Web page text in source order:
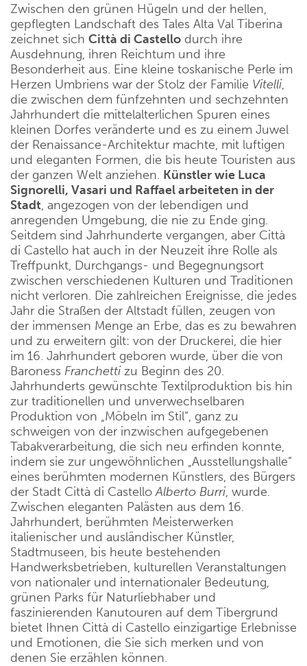
Zwischen den grünen Hügeln und der hellen,
gepflegten Landschaft des Tales Alta Val Tiberina
zeichnet sich Città di Castello durch ihre
Ausdehnung, ihren Reichtum und ihre
Besonderheit aus. Eine kleine toskanische Perle im
Herzen Umbriens war der Stolz der Familie Vitelli,
die zwischen dem fünfzehnten und sechzehnten
Jahrhundert die mittelalterlichen Spuren eines
kleinen Dorfes veränderte und es zu einem Juwel
der Renaissance-Architektur machte, mit luftigen
und eleganten Formen, die bis heute Touristen aus
der ganzen Welt anziehen. Künstler wie Luca
Signorelli, Vasari und Raffael arbeiteten in der
Stadt, angezogen von der lebendigen und
anregenden Umgebung, die nie zu Ende ging.
Seitdem sind Jahrhunderte vergangen, aber Città
di Castello hat auch in der Neuzeit ihre Rolle als
Treffpunkt, Durchgangs- und Begegnungsort
zwischen verschiedenen Kulturen und Traditionen
nicht verloren. Die zahlreichen Ereignisse, die jedes
Jahr die Straßen der Altstadt füllen, zeugen von
der immensen Menge an Erbe, das es zu bewahren
und zu erweitern gilt: von der Druckerei, die hier
im 16. Jahrhundert geboren wurde, über die von
Baroness Franchetti zu Beginn des 20.
Jahrhunderts gewünschte Textilproduktion bis hin
zur traditionellen und unverwechselbaren
Produktion von „Möbeln im Stil“, ganz zu
schweigen von der inzwischen aufgegebenen
Tabakverarbeitung, die sich neu erfinden konnte,
indem sie zur ungewöhnlichen „Ausstellungshalle“
eines berühmten modernen Künstlers, des Bürgers
der Stadt Città di CastelloAlberto Burri, wurde.
Zwischen eleganten Palästen aus dem 16.
Jahrhundert, berühmten Meisterwerken
italienischer und ausländischer Künstler,
Stadtmuseen, bis heute bestehenden
Handwerksbetrieben, kulturellen Veranstaltungen
von nationaler und internationaler Bedeutung,
grünen Parks für Naturliebhaber und
faszinierenden Kanutouren auf dem Tibergrund
bietet Ihnen Città di Castello einzigartige Erlebnisse
und Emotionen, die Sie sich merken und von
denen Sie erzählen können.